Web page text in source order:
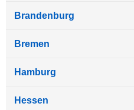
Brandenburg
Bremen
Hamburg
Hessen